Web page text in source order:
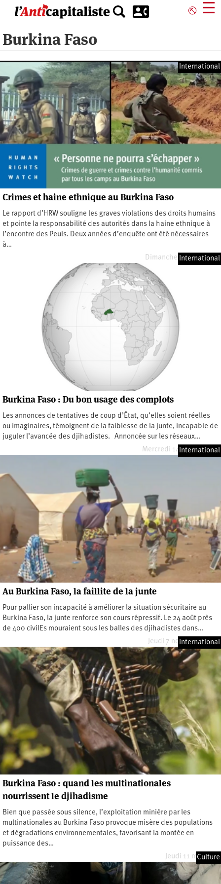
principal
⎋ ☰
Burkina Faso
International
Crimes et haine ethnique au Burkina Faso
Le rapport d’HRW souligne les graves violations des droits humains
et pointe la responsabilité des autorités dans la haine ethnique à
l’encontre des Peuls. Deux années d’enquête ont été nécessaires
à…
Dimanche 26 avril 2026
International
Burkina Faso : Du bon usage des complots
Les annonces de tentatives de coup d’État, qu’elles soient réelles
ou imaginaires, témoignent de la faiblesse de la junte, incapable de
juguler l’avancée des djihadistes. Annoncée sur les réseaux…
Mercredi 14 janvier 2026
International
Au Burkina Faso, la faillite de la junte
Pour pallier son incapacité à améliorer la situation sécuritaire au
Burkina Faso, la junte renforce son cours répressif. Le 24 août près
de 400 civilEs mouraient sous les balles des djihadistes dans…
Jeudi 7 novembre 2024
International
Burkina Faso : quand les multinationales
nourrissent le djihadisme
Bien que passée sous silence, l’exploitation minière par les
multinationales au Burkina Faso provoque misère des populations
et dégradations environnementales, favorisant la montée en
puissance des…
Jeudi 11 mai 2023
Culture